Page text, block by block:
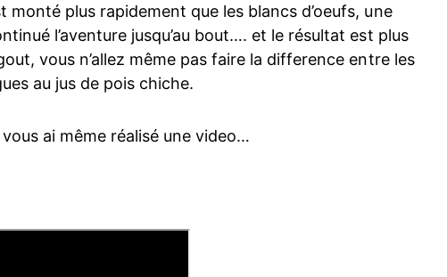
monté plus rapidement que les blancs d’oeufs, une
l’aventure jusqu’au bout…. et le résultat est plus
vous n’allez même pas faire la difference entre les
au jus de pois chiche.
ai même réalisé une video…